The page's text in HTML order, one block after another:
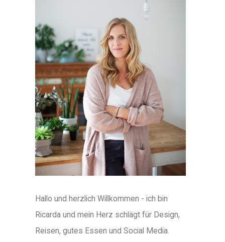
Hallo und herzlich Willkommen - ich bin
Ricarda und mein Herz schlägt für Design,
Reisen, gutes Essen und Social Media.